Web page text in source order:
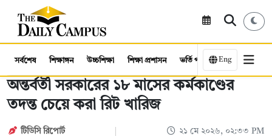
সর্বশেষ শিক্ষাঙ্গন উচ্চশিক্ষা শিক্ষা প্রশাসন ভর্তি পরীক্ষা কর্মসংস্থান
Eng
অন্তর্বর্তী সরকারের ১৮ মাসের কর্মকাণ্ডের
তদন্ত চেয়ে করা রিট খারিজ
টিডিসি রিপোর্ট ২১ মে ২০২৬, ০২:৩৩ PM